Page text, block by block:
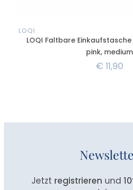
LOQI
LOQI Faltbare Einkaufstasche
pink, medium
€ 11,90
Jetzt registrieren und